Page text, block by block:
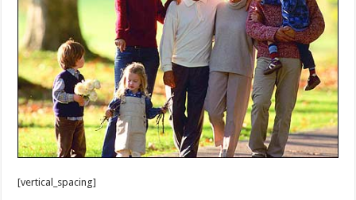
[vertical_spacing]